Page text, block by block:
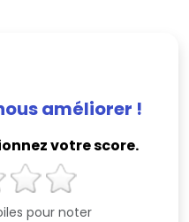
améliorer !
votre score.
pour noter